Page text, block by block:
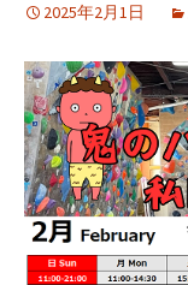
へ
キ
ッ
プ
2025年2月1日